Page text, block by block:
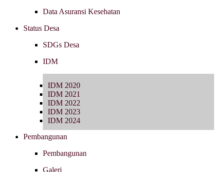
Data Asuransi Kesehatan
Status Desa
SDGs Desa
IDM
IDM 2020
IDM 2021
IDM 2022
IDM 2023
IDM 2024
Pembangunan
Pembangunan
Galeri